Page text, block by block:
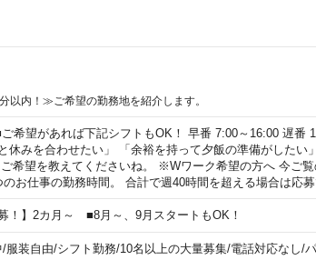
以内！≫ご希望の勤務地を紹介します。
希望があれば下記シフトもOK！ 早番 7:00～16:00 遅番
休みを合わせたい」 「余裕を持って夕飯の準備がしたい
希望を教えてくださいね。 ※Wワーク希望の方へ 今ご
お仕事の勤務時間。 合計で週40時間を超える場合は応募
！】2カ月～ ■8月～、9月スタートもOK！
/服装自由/シフト勤務/10名以上の大量募集/電話対応なし/